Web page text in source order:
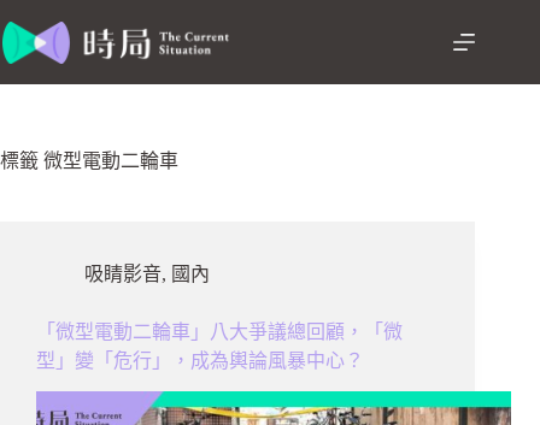
至
容
標籤 微型電動二輪車
吸睛影音, 國內
「微型電動二輪車」八大爭議總回顧，「微
型」變「危行」，成為輿論風暴中心？